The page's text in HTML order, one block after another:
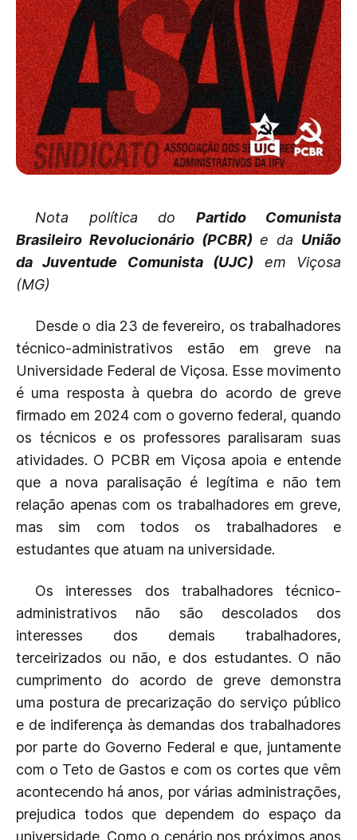
Nota política do Partido Comunista
Brasileiro Revolucionário (PCBR)e da União
da Juventude Comunista (UJC) em Viçosa
(MG)
Desde o dia 23 de fevereiro, os trabalhadores
técnico-administrativos estão em greve na
Universidade Federal de Viçosa. Esse movimento
é uma resposta à quebra do acordo de greve
firmado em 2024 com o governo federal, quando
os técnicos e os professores paralisaram suas
atividades. O PCBR em Viçosa apoia e entende
que a nova paralisação é legítima e não tem
relação apenas com os trabalhadores em greve,
mas sim com todos os trabalhadores e
estudantes que atuam na universidade.
Os interesses dos trabalhadores técnico-
administrativos não são descolados dos
interesses dos demais trabalhadores,
terceirizados ou não, e dos estudantes. O não
cumprimento do acordo de greve demonstra
uma postura de precarização do serviço público
e de indiferença às demandas dos trabalhadores
por parte do Governo Federal e que, juntamente
com o Teto de Gastos e com os cortes que vêm
acontecendo há anos, por várias administrações,
prejudica todos que dependem do espaço da
universidade. Como o cenário nos próximos anos